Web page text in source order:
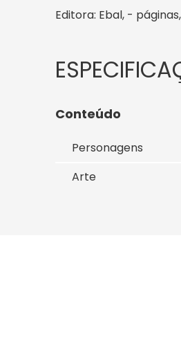
Editora: Ebal, -
Conteúdo
Personagens
Arte